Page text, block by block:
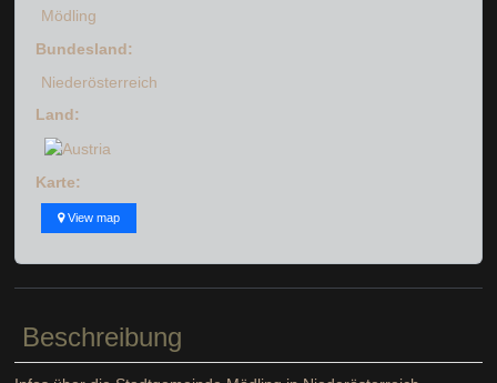
Mödling
Bundesland:
Niederösterreich
Land:
Karte:
View map
Beschreibung